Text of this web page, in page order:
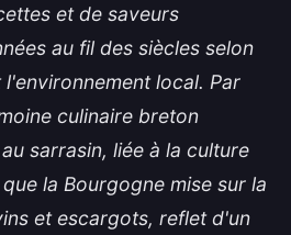
et de saveurs
au fil des siècles selon
local. Par
culinaire breton
sarrasin, liée à la culture
la Bourgogne mise sur la
et escargots, reflet d'un